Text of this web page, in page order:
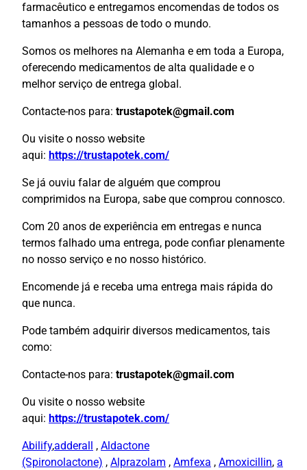
farmacêutico e entregamos encomendas de todos os
tamanhos a pessoas de todo o mundo.
Somos os melhores na Alemanha e em toda a Europa,
oferecendo medicamentos de alta qualidade e o
melhor serviço de entrega global.
Contacte-nos para: trustapotek@gmail.com
Ou visite o nosso website
aqui: https://trustapotek.com/
Se já ouviu falar de alguém que comprou
comprimidos na Europa, sabe que comprou connosco.
Com 20 anos de experiência em entregas e nunca
termos falhado uma entrega, pode confiar plenamente
no nosso serviço e no nosso histórico.
Encomende já e receba uma entrega mais rápida do
que nunca.
Pode também adquirir diversos medicamentos, tais
como:
Contacte-nos para: trustapotek@gmail.com
Ou visite o nosso website
aqui: https://trustapotek.com/
Abilify,adderall , Aldactone
(Spironolactone) , Alprazolam , Amfexa , Amoxicillin, a